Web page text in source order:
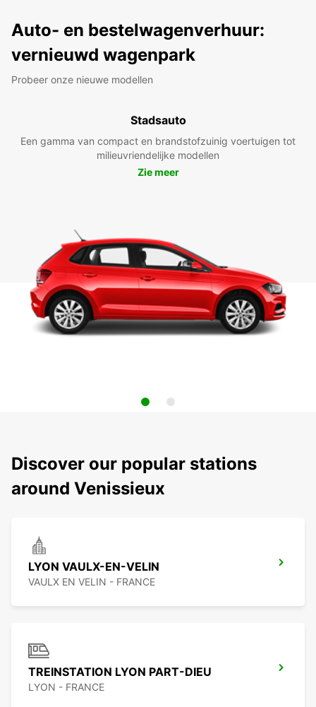
Auto- en bestelwagenverhuur:
vernieuwd wagenpark
Probeer onze nieuwe modellen
Stadsauto
Een gamma van compact en brandstofzuinig voertuigen tot
milieuvriendelijke modellen
Zie meer
Discover our popular stations
around Venissieux
LYON VAULX-EN-VELIN
VAULX EN VELIN - FRANCE
TREINSTATION LYON PART-DIEU
LYON - FRANCE